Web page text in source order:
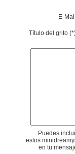
E-
Título del grito
Puedes
estos
en tu